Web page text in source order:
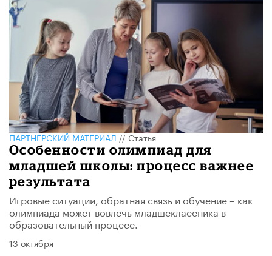
ПАРТНЕРСКИЙ МАТЕРИАЛ//Статья
Особенности олимпиад для
младшей школы: процесс важнее
результата
Игровые ситуации, обратная связь и обучение – как
олимпиада может вовлечь младшеклассника в
образовательный процесс.
13 октября